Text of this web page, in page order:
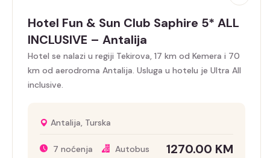
Hotel Fun & Sun Club Saphire 5* ALL
INCLUSIVE – Antalija
Hotel se nalazi u regiji Tekirova, 17 km od Kemera i 70
km od aerodroma Antalija. Usluga u hotelu je Ultra All
inclusive.
Antalija, Turska
7 noćenja Autobus 1270.00 KM